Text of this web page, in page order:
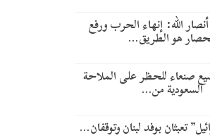
الله: إنهاء الحرب ورفع
هو الطريق…
صنعاء للحظر على الملاحة
السعودية من…
تعبثان بوفد لبنان وتوقفان…